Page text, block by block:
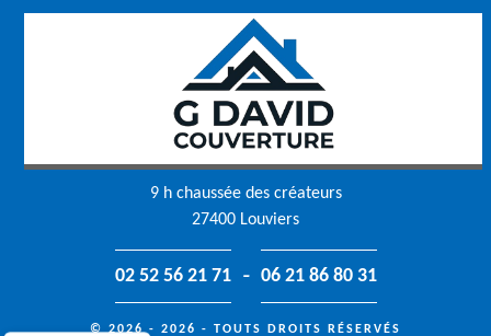
9 h chaussée des créateurs
27400 Louviers
02 52 56 21 71 - 06 21 86 80 31
© 2026 - 2026 - TOUTS DROITS RÉSERVÉS